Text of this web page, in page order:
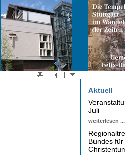
Aktuell
Juli
weiterlesen ...
Bundes